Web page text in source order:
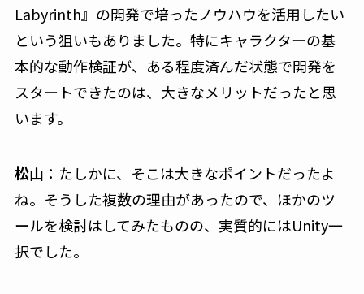
Labyrinth』の開発で培ったノウハウを活用したい
という狙いもありました。特にキャラクターの基
本的な動作検証が、ある程度済んだ状態で開発を
スタートできたのは、大きなメリットだったと思
います。
松山 ：たしかに、そこは大きなポイントだったよ
ね。そうした複数の理由があったので、ほかのツ
ールを検討はしてみたものの、実質的にはUnity一
択でした。